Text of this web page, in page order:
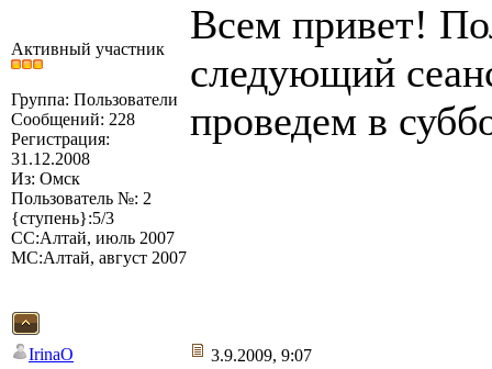
Активный участник
Группа: Пользователи
Сообщений: 228
Регистрация:
31.12.2008
Из: Омск
Пользователь №: 2
{ступень}:5/3
СС:Алтай, июль 2007
МС:Алтай, август 2007
Всем привет!
следующий
проведем в
IrinaO 3.9.2009, 9:07